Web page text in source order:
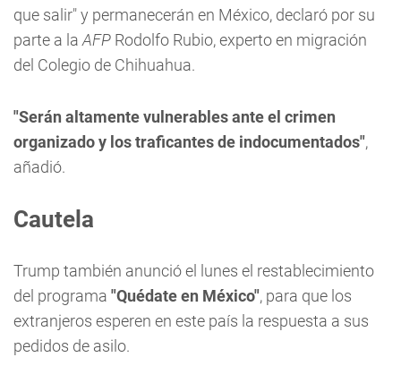
que salir" y permanecerán en México, declaró por su
parte a la AFP Rodolfo Rubio, experto en migración
del Colegio de Chihuahua.
"Serán altamente vulnerables ante el crimen
organizado y los traficantes de indocumentados",
añadió.
Cautela
Trump también anunció el lunes el restablecimiento
del programa "Quédate en México", para que los
extranjeros esperen en este país la respuesta a sus
pedidos de asilo.